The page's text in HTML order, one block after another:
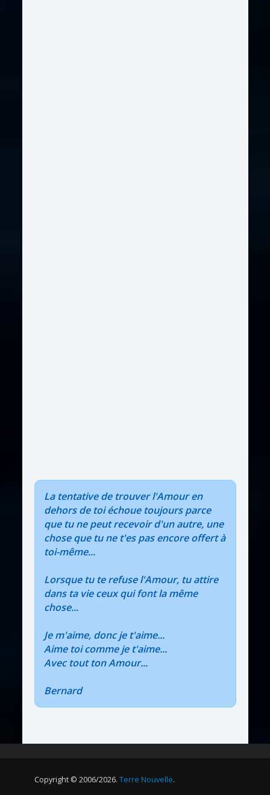
La tentative de trouver l'Amour en
dehors de toi échoue toujours parce
que tu ne peut recevoir d'un autre, une
chose que tu ne t'es pas encore offert à
toi-même...
Lorsque tu te refuse l'Amour, tu attire
dans ta vie ceux qui font la même
chose...
Je m'aime, donc je t'aime...
Aime toi comme je t'aime...
Avec tout ton Amour...
Bernard
Copyright © 2006/2026. Terre Nouvelle.